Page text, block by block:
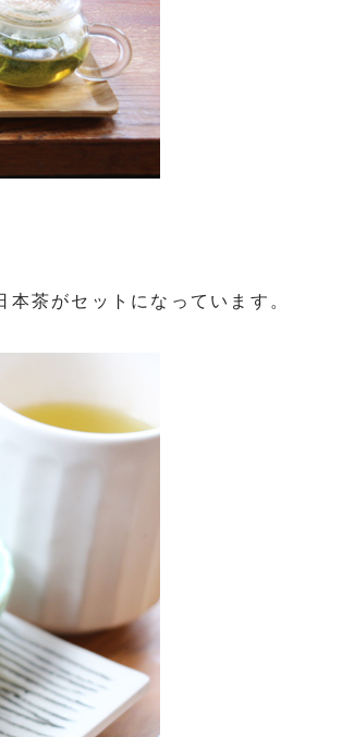
茶がセットになっています。